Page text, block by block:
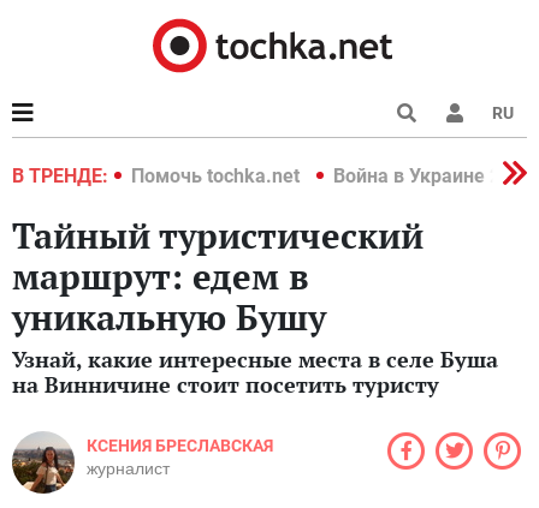
RU
В ТРЕНДЕ:
2022 Помочь tochka.net Война в Украине 2022
Тайный туристический
маршрут: едем в
уникальную Бушу
Узнай, какие интересные места в селе Буша
на Винничине стоит посетить туристу
КСЕНИЯ БРЕСЛАВСКАЯ
журналист